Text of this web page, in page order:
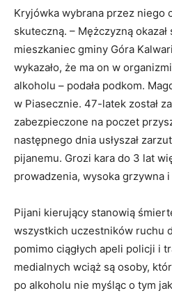
Kryjówka wybrana przez niego
skuteczną. – Mężczyzną
mieszkaniec gminy Góra
wykazało, że ma on w
alkoholu – podała podkom.
w Piasecznie. 47-latek został
zabezpieczone na poczet
następnego dnia usłyszał
pijanemu. Grozi kara do 3 lat
prowadzenia, wysoka grzywna
Pijani kierujący stanowią
wszystkich uczestników ruchu
pomimo ciągłych apeli policji i
medialnych wciąż są osoby,
po alkoholu nie myśląc o tym